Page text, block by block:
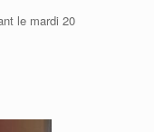
le mardi 20